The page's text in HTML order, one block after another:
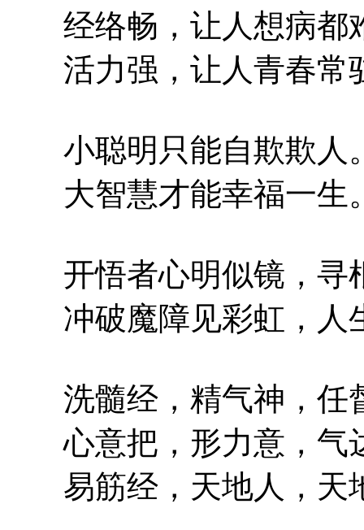
经络畅，让人想病都
活力强，让人青春常
小聪明只能自欺欺人
大智慧才能幸福一生
开悟者心明似镜，寻
冲破魔障见彩虹，人
洗髓经，精气神，任
心意把，形力意，气
易筋经，天地人，天